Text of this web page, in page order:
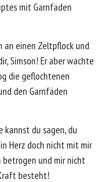
mit Garnfäden
einen Zeltpflock und
Simson! Er aber wachte
die geflochtenen
den Garnfäden
kannst du sagen, du
Herz doch nicht mit mir
betrogen und mir nicht
besteht!